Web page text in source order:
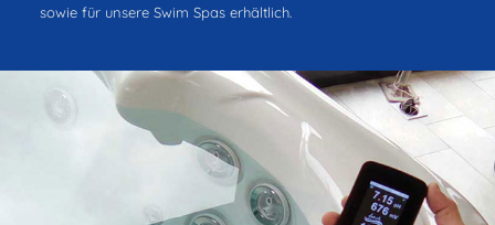
sowie für unsere Swim Spas erhältlich.